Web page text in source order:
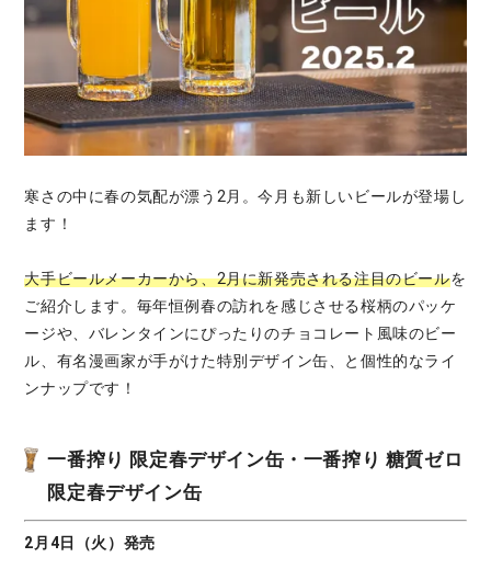
寒さの中に春の気配が漂う2月。今月も新しいビールが登場し
ます！
大手ビールメーカーから、2月に新発売される注目のビールを
ご紹介します。毎年恒例春の訪れを感じさせる桜柄のパッケ
ージや、バレンタインにぴったりのチョコレート風味のビー
ル、有名漫画家が手がけた特別デザイン缶、と個性的なライ
ンナップです！
一番搾り 限定春デザイン缶・一番搾り 糖質ゼロ
限定春デザイン缶
2月4日（火）発売